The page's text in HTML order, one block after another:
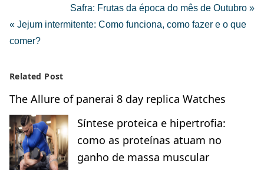
Safra: Frutas da época do mês de Outubro »
« Jejum intermitente: Como funciona, como fazer e o que
comer?
Related Post
The Allure of panerai 8 day replica Watches
Síntese proteica e hipertrofia:
como as proteínas atuam no
ganho de massa muscular